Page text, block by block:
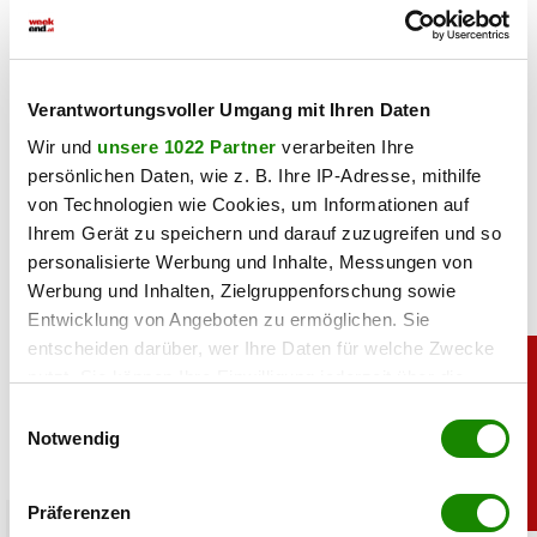
Verantwortungsvoller Umgang mit Ihren Daten
Wir und unsere 1022 Partner verarbeiten Ihre
persönlichen Daten, wie z. B. Ihre IP-Adresse, mithilfe
von Technologien wie Cookies, um Informationen auf
Ihrem Gerät zu speichern und darauf zuzugreifen und so
personalisierte Werbung und Inhalte, Messungen von
Werbung und Inhalten, Zielgruppenforschung sowie
Entwicklung von Angeboten zu ermöglichen. Sie
entscheiden darüber, wer Ihre Daten für welche Zwecke
Trigger Symbol ändern oder widerrufen
Informationen über Ihre geografische Lage
Notwendig
Präferenzen
Haben Sie einen Fehler gefunden?
Schicken Sie uns Ihr
Feedback zu diesem Artikel.
teilen
beauty